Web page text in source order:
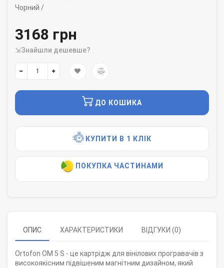
Чорний /
3168 грн
⇲Знайшли дешевше?
ДО КОШИКА
КУПИТИ В 1 КЛІК
ПОКУПКА ЧАСТИНАМИ
ОПИС ХАРАКТЕРИСТИКИ ВІДГУКИ (0)
Ortofon OM 5 S - це картрідж для вінілових програвачів з
високоякісним підвішеним магнітним дизайном, який